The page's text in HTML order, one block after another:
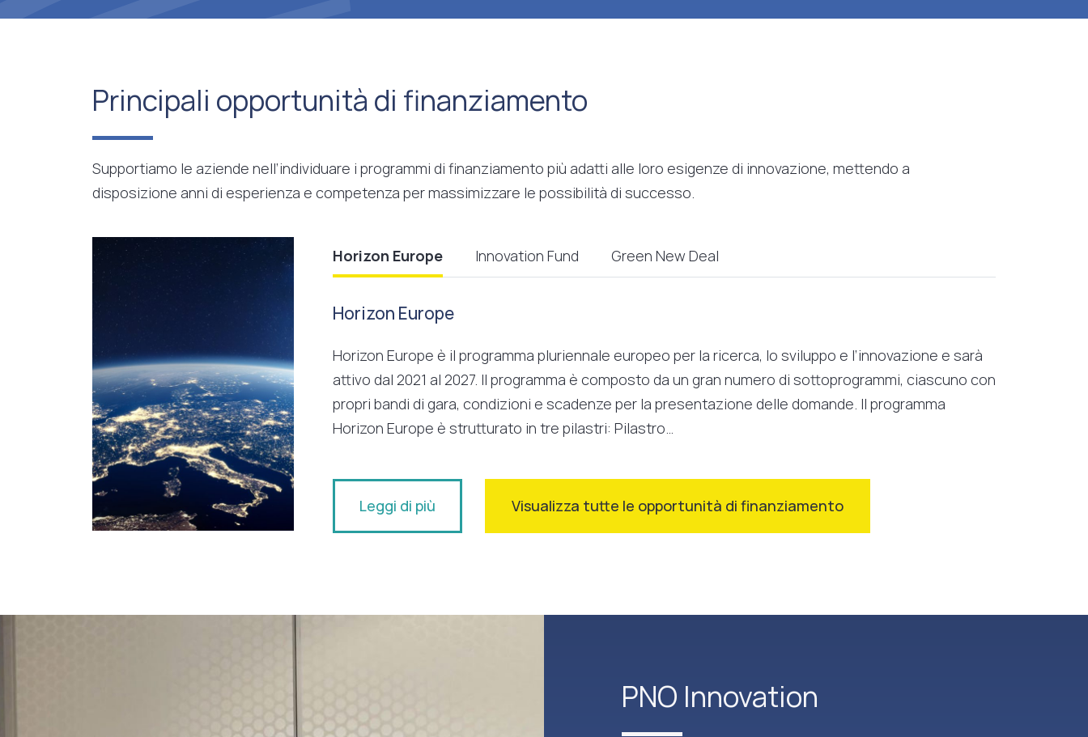
Principali opportunità di finanziamento
Supportiamo le aziende nell’individuare i programmi di finanziamento più adatti alle loro esigenze di innovazione, mettendo a
disposizione anni di esperienza e competenza per massimizzare le possibilità di successo.
Horizon Europe Innovation Fund Green New Deal
Horizon Europe
Horizon Europe è il programma pluriennale europeo per la ricerca, lo sviluppo e l’innovazione e sarà
attivo dal 2021 al 2027. Il programma è composto da un gran numero di sottoprogrammi, ciascuno con
propri bandi di gara, condizioni e scadenze per la presentazione delle domande. Il programma
Horizon Europe è strutturato in tre pilastri: Pilastro…
Leggi di più Visualizza tutte le opportunità di finanziamento
PNO Innovation